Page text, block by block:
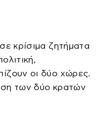
κρίσιμα ζητήματα
οι δύο χώρες.
των δύο κρατών